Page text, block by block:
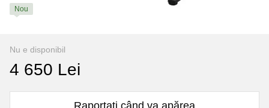
Nou
Nu e disponibil
4 650 Lei
Raportați când va apărea